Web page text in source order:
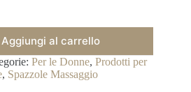
Aggiungi al carrello
Per le Donne, Prodotti per
, Spazzole Massaggio